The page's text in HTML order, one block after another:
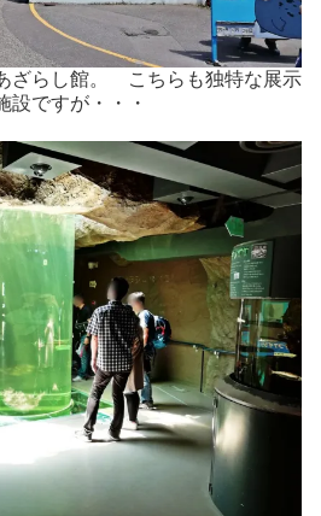
ざらし館。 こちらも独特な展示
設ですが・・・